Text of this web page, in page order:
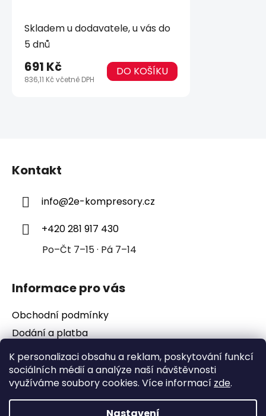
K personalizaci obsahu a reklam, poskytování funkcí
sociálních médií a analýze naší návštěvnosti
využíváme soubory cookies. Více informací zde.
Skladem u dodavatele, u vás do
5 dnů
836,11 Kč včetně DPH
691 Kč DO KOŠÍKU
Kontakt
info@2e-kompresory.cz
+420 281 917 430
Po–Čt 7–15 · Pá 7–14
Informace pro vás
Obchodní podmínky
Dodání a platba
Podmínky ochrany osobních údajů